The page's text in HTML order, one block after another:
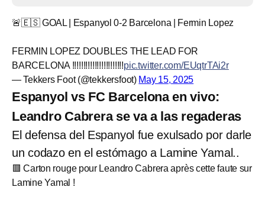
🚨🇪🇸 GOAL | Espanyol 0-2 Barcelona | Fermin Lopez
FERMIN LOPEZ DOUBLES THE LEAD FOR
BARCELONA !!!!!!!!!!!!!!!!!!!!!!!pic.twitter.com/EUqtrTAi2r
— Tekkers Foot (@tekkersfoot) May 15, 2025
Espanyol vs FC Barcelona en vivo:
Leandro Cabrera se va a las regaderas
El defensa del Espanyol fue exulsado por darle
un codazo en el estómago a Lamine Yamal..
🟥 Carton rouge pour Leandro Cabrera après cette faute sur
Lamine Yamal !